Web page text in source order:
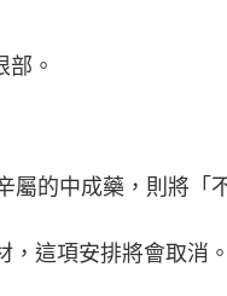
。
的中成藥，則將「
這項安排將會取消。